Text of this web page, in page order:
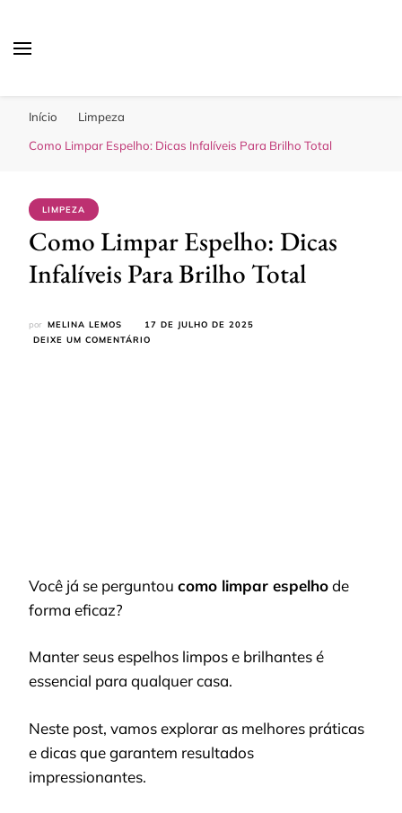
Início
Limpeza
Como Limpar Espelho: Dicas Infalíveis Para Brilho Total
LIMPEZA
Como Limpar Espelho: Dicas
Infalíveis Para Brilho Total
por MELINA LEMOS
17 DE JULHO DE 2025
DEIXE UM COMENTÁRIO
Você já se perguntou como limpar espelhode
forma eficaz?
Manter seus espelhos limpos e brilhantes é
essencial para qualquer casa.
Neste post, vamos explorar as melhores práticas
e dicas que garantem resultados
impressionantes.